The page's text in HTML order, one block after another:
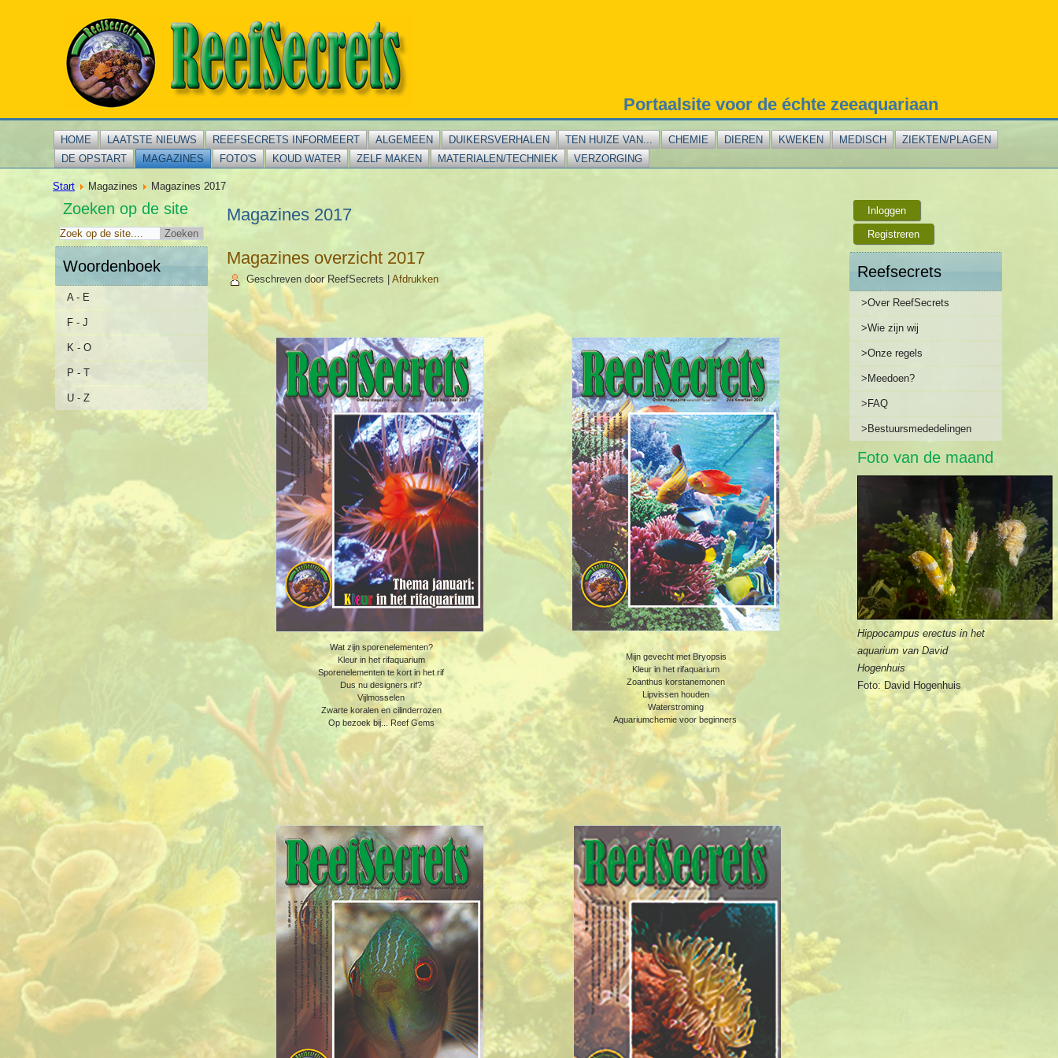
Portaalsite voor de échte zeeaquariaan
HOME LAATSTE NIEUWS REEFSECRETS INFORMEERT ALGEMEEN DUIKERSVERHALEN TEN HUIZE VAN... CHEMIE DIEREN KWEKEN MEDISCH
ZIEKTEN/PLAGEN
DE OPSTART
MAGAZINES FOTO'S KOUD WATER ZELF MAKEN MATERIALEN/TECHNIEK VERZORGING
Start Magazines Magazines 2017
Zoeken op de site
Woordenboek
A - E
F - J
K - O
P - T
U - Z
Magazines 2017
Magazines overzicht 2017
Geschreven door ReefSecrets |Afdrukken
Wat zijn sporenelementen?
Kleur in het rifaquarium
Sporenelementen te kort in het rif
Dus nu designers rif?
Vijlmosselen
Zwarte koralen en cilinderrozen
Op bezoek bij... Reef Gems
Mijn gevecht met Bryopsis
Kleur in het rifaquarium
Zoanthus korstanemonen
Lipvissen houden
Waterstroming
Aquariumchemie voor beginners
Inloggen
Registreren
Reefsecrets
>Over ReefSecrets
>Wie zijn wij
>Onze regels
>Meedoen?
>FAQ
>Bestuursmededelingen
Foto van de maand
Hippocampus erectus in het
aquarium van David
Hogenhuis
Foto: David Hogenhuis